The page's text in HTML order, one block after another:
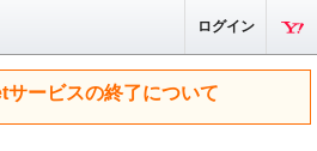
ログイン
サービスの終了について